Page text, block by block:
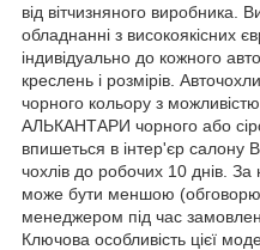
від вітчизняного виробника.
обладнанні з високоякісних
індивідуально до кожного
креслень і розмірів.
чорного кольору з
АЛЬКАНТАРИ чорного або
впишеться в інтер'єр салону
чохлів до робочих 10 днів. За
може бути меншою
менеджером під час
Ключова особливість цієї